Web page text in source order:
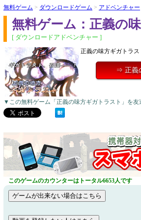
無料ゲーム > ダウンロードゲーム > アドベンチャー
無料ゲーム：正義の
[ ダウンロードアドベンチャー ]
正義の味方ギガトラ
⇒ 正義
▼この無料ゲーム「正義の味方ギガトラスト」を友
このゲームのカウンターはトータル6653人です